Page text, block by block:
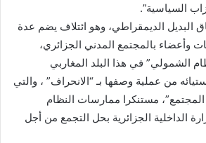
السياسية”.
البديل الديمقراطي، وهو ائتلاف يضم عدة
وأعضاء بالمجتمع المدني الجزائري،
الشمولي” في هذا البلد المغاربي
من عملية وصفها بـ “الانحراف” ، والتي
مستنكرا ممارسات النظام
الداخلية الجزائرية بحل التجمع من أجل